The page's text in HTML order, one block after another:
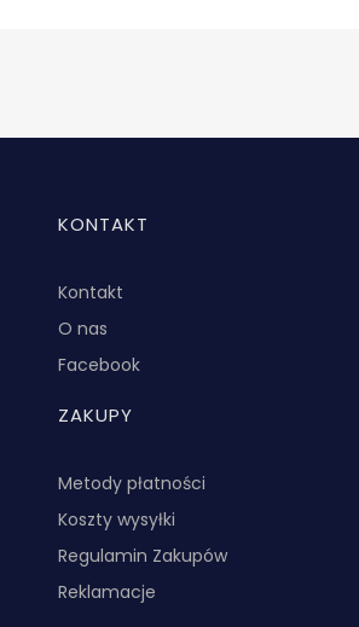
Linki w stopce
KONTAKT
Kontakt
O nas
Facebook
ZAKUPY
Metody płatności
Koszty wysyłki
Regulamin Zakupów
Reklamacje